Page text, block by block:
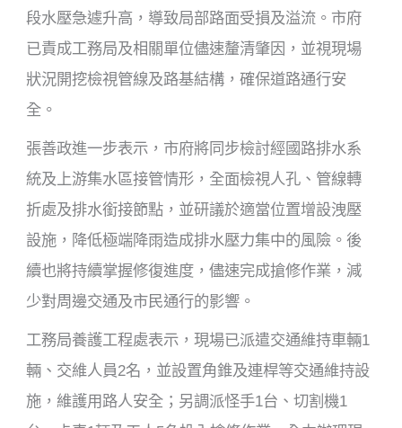
段水壓急遽升高，導致局部路面受損及溢流。市府
已責成工務局及相關單位儘速釐清肇因，並視現場
狀況開挖檢視管線及路基結構，確保道路通行安
全。
張善政進一步表示，市府將同步檢討經國路排水系
統及上游集水區接管情形，全面檢視人孔、管線轉
折處及排水銜接節點，並研議於適當位置增設洩壓
設施，降低極端降雨造成排水壓力集中的風險。後
續也將持續掌握修復進度，儘速完成搶修作業，減
少對周邊交通及市民通行的影響。
工務局養護工程處表示，現場已派遣交通維持車輛1
輛、交維人員2名，並設置角錐及連桿等交通維持設
施，維護用路人安全；另調派怪手1台、切割機1